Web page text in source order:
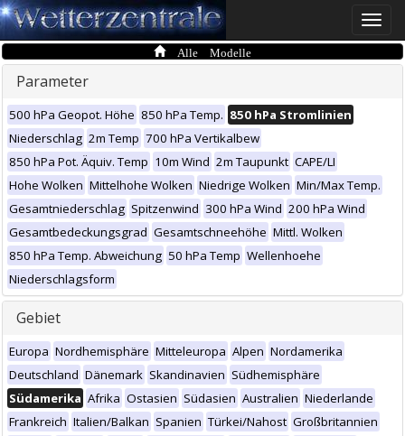
Toggle
Alle Modelle
Parameter
500 hPa Geopot. Höhe 850 hPa Temp. 850 hPa Stromlinien
Niederschlag 2m Temp 700 hPa Vertikalbew
850 hPa Pot. Äquiv. Temp 10m Wind 2m Taupunkt CAPE/LI
Hohe Wolken Mittelhohe Wolken Niedrige Wolken Min/Max Temp.
Gesamtniederschlag Spitzenwind 300 hPa Wind 200 hPa Wind
Gesamtbedeckungsgrad Gesamtschneehöhe Mittl. Wolken
850 hPa Temp. Abweichung 50 hPa Temp Wellenhoehe
Niederschlagsform
Gebiet
Europa Nordhemisphäre Mitteleuropa Alpen Nordamerika
Deutschland Dänemark Skandinavien Südhemisphäre
Südamerika Afrika Ostasien Südasien Australien Niederlande
Frankreich Italien/Balkan Spanien Türkei/Nahost Großbritannien